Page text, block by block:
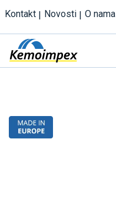
Kontakt Novosti O nama